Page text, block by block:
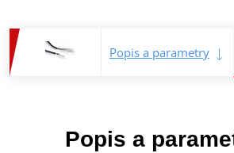
Popis a parametry
Popis a